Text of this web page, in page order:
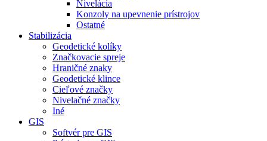
Nivelácia
Konzoly na upevnenie prístrojov
Ostatné
Stabilizácia
Geodetické kolíky
Značkovacie spreje
Hraničné znaky
Geodetické klince
Cieľové značky
Nivelačné značky
Iné
GIS
Softvér pre GIS